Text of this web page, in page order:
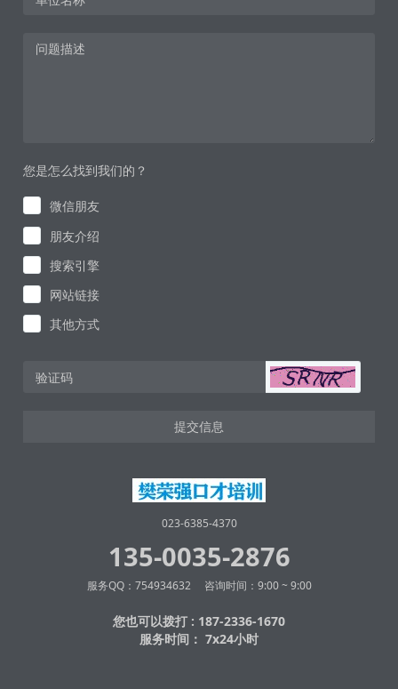
您是怎么找到我们的？
微信朋友
朋友介绍
搜索引擎
网站链接
其他方式
提交信息
023-6385-4370
135-0035-2876
服务QQ：754934632 咨询时间：9:00 ~ 9:00
您也可以拨打 : 187-2336-1670
服务时间： 7x24小时